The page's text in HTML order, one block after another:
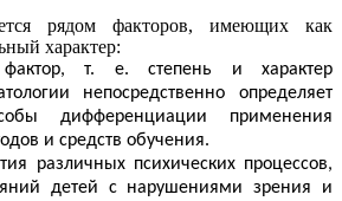
рядом факторов, имеющих как
характер:
т. е. степень и характер
непосредственно определяет
дифференциации применения
и средств обучения.
различных психических процессов,
детей с нарушениями зрения и